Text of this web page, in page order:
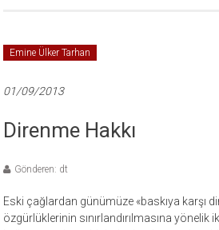
Emine Ülker Tarhan
01/09/2013
Direnme Hakkı
Gönderen: dt
Eski çağlardan günümüze «baskıya karşı
özgürlüklerinin sınırlandırılmasına yönelik